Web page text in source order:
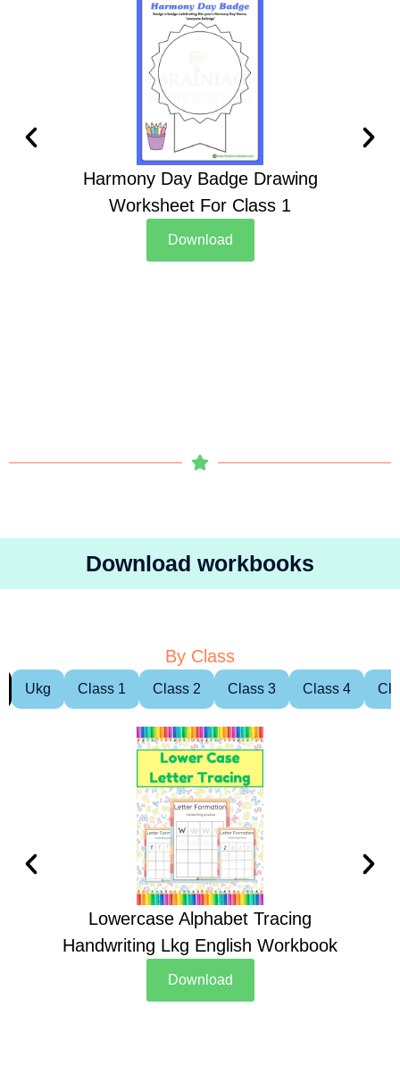
Harmony Day Badge Drawing
Worksheet For Class 1
Download
Download workbooks
By Class
Ukg Class 1 Class 2 Class 3 Class 4
Lowercase Alphabet Tracing
Handwriting Lkg English Workbook
Download